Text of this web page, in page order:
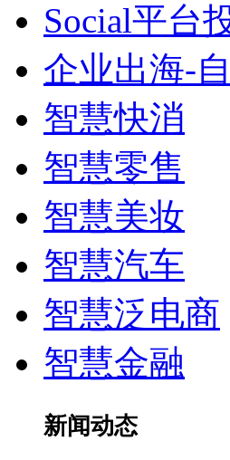
Social平台
企业出海-
智慧快消
智慧零售
智慧美妆
智慧汽车
智慧泛电商
智慧金融
新闻动态